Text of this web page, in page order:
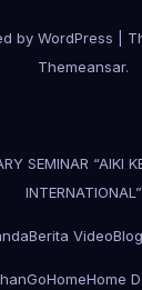
by WordPress
Themeansar.
SEMINAR “AIKI
INTERNATIONAL”
Berita VideoBlog
GoHomeHome